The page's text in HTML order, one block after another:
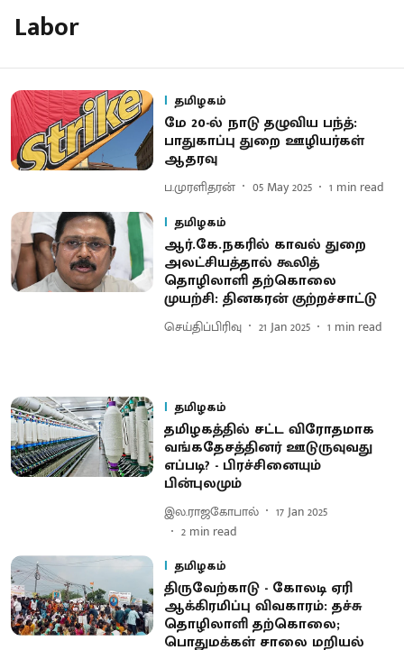
Labor
தமிழகம்
மே 20-ல் நாடு தழுவிய பந்த்:
பாதுகாப்பு துறை ஊழியர்கள்
ஆதரவு
ப.முரளிதரன் 05 May 2025 1 min read
தமிழகம்
ஆர்.கே.நகரில் காவல் துறை
அலட்சியத்தால் கூலித்
தொழிலாளி தற்கொலை
முயற்சி: தினகரன் குற்றச்சாட்டு
செய்திப்பிரிவு 21 Jan 2025 1 min read
தமிழகம்
தமிழகத்தில் சட்ட விரோதமாக
வங்கதேசத்தினர் ஊடுருவுவது
எப்படி? - பிரச்சினையும்
பின்புலமும்
இல.ராஜகோபால்
17 Jan 2025
2 min read
தமிழகம்
திருவேற்காடு - கோலடி ஏரி
ஆக்கிரமிப்பு விவகாரம்: தச்சு
தொழிலாளி தற்கொலை;
பொதுமக்கள் சாலை மறியல்